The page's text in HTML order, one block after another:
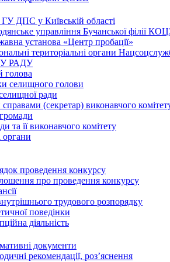
ДПС у Київській області
управління Бучанської філії
установа «Центр пробації»
територіальні органи
РАДУ
селищного голови
ради
(секретар) виконавчого
та її виконавчого комітету
органи
проведення конкурсу
про проведення конкурсу
трудового розпорядку
поведінки
діяльність
документи
рекомендації, роз’яснення